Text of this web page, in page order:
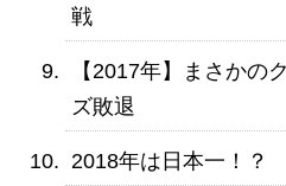
戦
【2017年】まさかの
ズ敗退
2018年は日本一！？